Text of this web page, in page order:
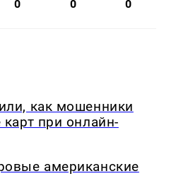
0 0 0
как мошенники
при онлайн-
американские